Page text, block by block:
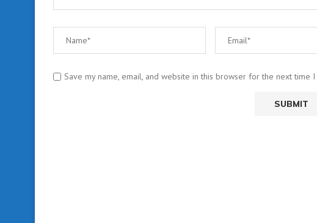
Save my name, email, and website in this browser for the next time I